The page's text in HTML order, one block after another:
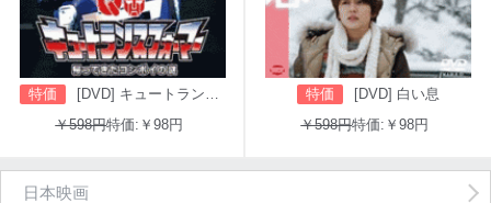
特価
[DVD] キュートランスフォーマー 帰ってきたコンボイの謎
￥598円特価:￥98円
特価
[DVD] 白い息
￥598円特価:￥98円
日本映画